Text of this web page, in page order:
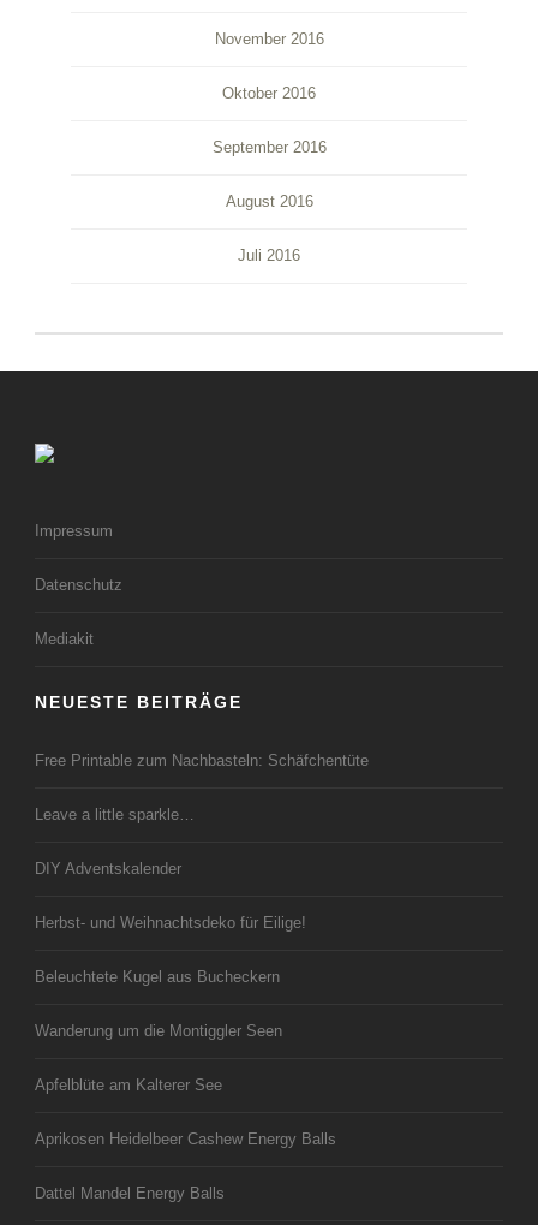
November 2016
Oktober 2016
September 2016
August 2016
Juli 2016
Impressum
Datenschutz
Mediakit
NEUESTE BEITRÄGE
Free Printable zum Nachbasteln: Schäfchentüte
Leave a little sparkle…
DIY Adventskalender
Herbst- und Weihnachtsdeko für Eilige!
Beleuchtete Kugel aus Bucheckern
Wanderung um die Montiggler Seen
Apfelblüte am Kalterer See
Aprikosen Heidelbeer Cashew Energy Balls
Dattel Mandel Energy Balls